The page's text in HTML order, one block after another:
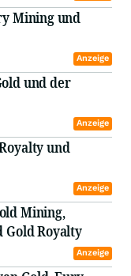
Mining und
Anzeige
und der
Anzeige
und
Anzeige
Mining,
Gold Royalty
Anzeige